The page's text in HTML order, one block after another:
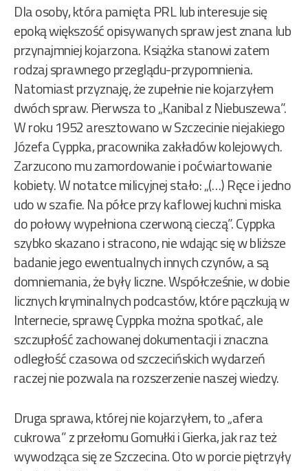
Dla osoby, która pamięta PRL lub interesuje się
epoką większość opisywanych spraw jest znana lub
przynajmniej kojarzona. Książka stanowi zatem
rodzaj sprawnego przeglądu-przypomnienia.
Natomiast przyznaję, że zupełnie nie kojarzyłem
dwóch spraw. Pierwsza to „Kanibal z Niebuszewa”.
W roku 1952 aresztowano w Szczecinie niejakiego
Józefa Cyppka, pracownika zakładów kolejowych.
Zarzucono mu zamordowanie i poćwiartowanie
kobiety. W notatce milicyjnej stało: „(…) Ręce i jedno
udo w szafie. Na półce przy kaflowej kuchni miska
do połowy wypełniona czerwoną cieczą”. Cyppka
szybko skazano i stracono, nie wdając się w bliższe
badanie jego ewentualnych innych czynów, a są
domniemania, że były liczne. Współcześnie, w dobie
licznych kryminalnych podcastów, które pączkują w
Internecie, sprawę Cyppka można spotkać, ale
szczupłość zachowanej dokumentacji i znaczna
odległość czasowa od szczecińskich wydarzeń
raczej nie pozwala na rozszerzenie naszej wiedzy.
Druga sprawa, której nie kojarzyłem, to „afera
cukrowa” z przełomu Gomułki i Gierka, jak raz też
wywodząca się ze Szczecina. Oto w porcie piętrzyły